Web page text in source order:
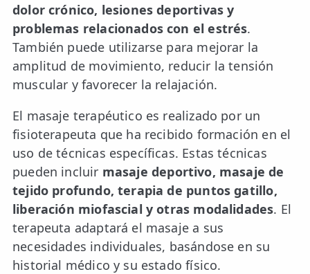
dolor crónico, lesiones deportivas y
problemas relacionados con el estrés.
También puede utilizarse para mejorar la
amplitud de movimiento, reducir la tensión
muscular y favorecer la relajación.
El masaje terapéutico es realizado por un
fisioterapeuta que ha recibido formación en el
uso de técnicas específicas. Estas técnicas
pueden incluir masaje deportivo, masaje de
tejido profundo, terapia de puntos gatillo,
liberación miofascial y otras modalidades. El
terapeuta adaptará el masaje a sus
necesidades individuales, basándose en su
historial médico y su estado físico.